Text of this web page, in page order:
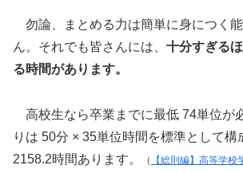
勿論、まとめる力は簡単に身につく
ん。それでも皆さんには、 十分すぎる
る時間があります。
高校生なら卒業までに最低 74単位が
りは 50分 × 35単位時間を標準として構
2158.2時間あります。
（
【総則編】高等学